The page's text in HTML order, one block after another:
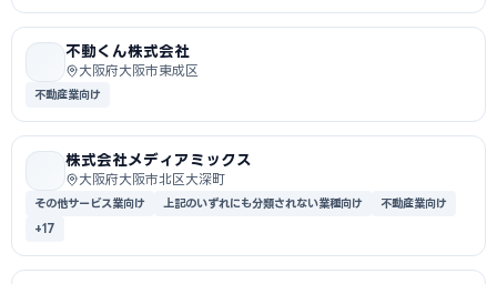
不動くん株式会社
大阪府大阪市東成区
不動産業向け
株式会社メディアミックス
大阪府大阪市北区大深町
その他サービス業向け 上記のいずれにも分類されない業種向け
不動産業向け
+17